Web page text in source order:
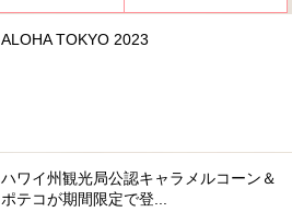
ALOHA TOKYO 2023
ハワイ州観光局公認キャラメルコーン＆
ポテコが期間限定で登...